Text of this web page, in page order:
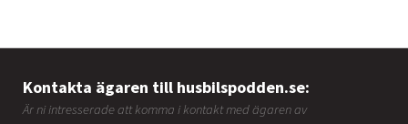
Kontakta ägaren till husbilspodden.se:
Är ni intresserade att komma i kontakt med ägaren av